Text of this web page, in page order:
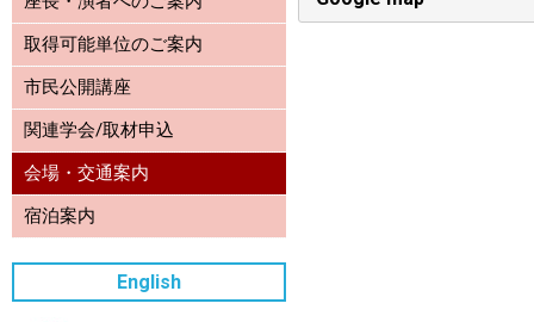
取得可能単位のご案内
市民公開講座
関連学会/取材申込
会場・交通案内
宿泊案内
English